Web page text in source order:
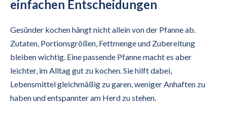
einfachen Entscheidungen
Gesünder kochen hängt nicht allein von der Pfanne ab.
Zutaten, Portionsgrößen, Fettmenge und Zubereitung
bleiben wichtig. Eine passende Pfanne macht es aber
leichter, im Alltag gut zu kochen. Sie hilft dabei,
Lebensmittel gleichmäßig zu garen, weniger Anhaften zu
haben und entspannter am Herd zu stehen.